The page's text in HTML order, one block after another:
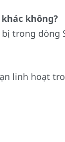
khác không?
trong dòng
linh hoạt